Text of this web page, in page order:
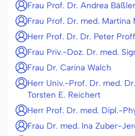
Frau Prof. Dr. Andrea Bäßler
Frau Prof. Dr. med.
Herr Prof. Dr. Dr. Peter Proff
Frau Priv.-Doz. Dr. med.
Frau Dr. Carina Walch
Herr Univ.-Prof. Dr. med.
Torsten E. Reichert
Herr Prof. Dr. med. Dipl.-
Frau Dr. med. Ina Zuber-